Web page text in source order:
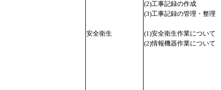
(2)工事記録の作成
(3)工事記録の管理・整理
安全衛生
(1)安全衛生作業について
(2)情報機器作業について